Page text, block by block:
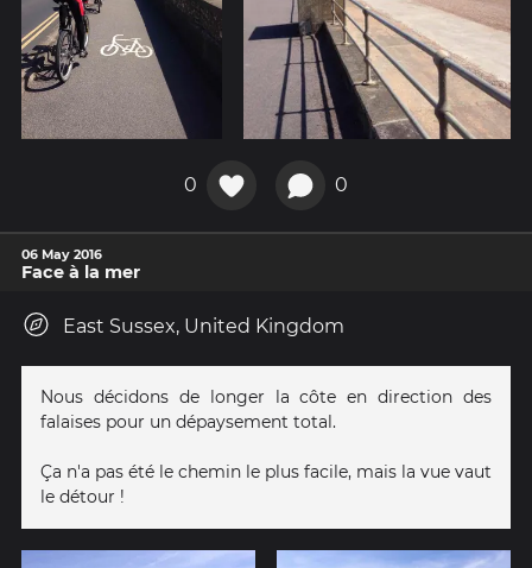
0 0
06 May 2016
Face à la mer
East Sussex, United Kingdom
Nous décidons de longer la côte en direction des
falaises pour un dépaysement total.
Ça n'a pas été le chemin le plus facile, mais la vue vaut
le détour !